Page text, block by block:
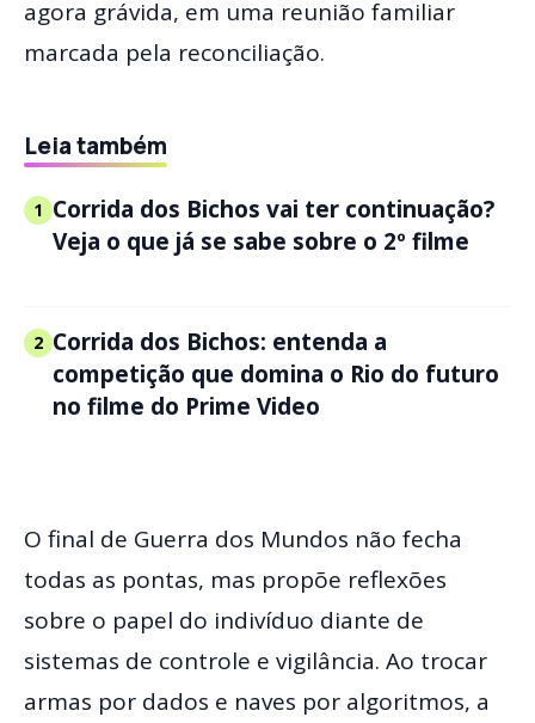
agora grávida, em uma reunião familiar
marcada pela reconciliação.
Leia também
1 Corrida dos Bichos vai ter continuação?
Veja o que já se sabe sobre o 2º filme
2 Corrida dos Bichos: entenda a
competição que domina o Rio do futuro
no filme do Prime Video
O final de Guerra dos Mundos não fecha
todas as pontas, mas propõe reflexões
sobre o papel do indivíduo diante de
sistemas de controle e vigilância. Ao trocar
armas por dados e naves por algoritmos, a